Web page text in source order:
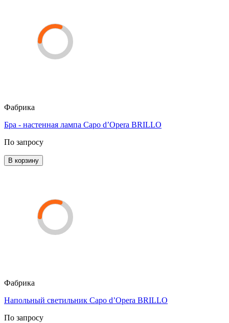
Фабрика
Бра - настенная лампа Capo d’Opera BRILLO
По запросу
В корзину
Фабрика
Напольный светильник Capo d’Opera BRILLO
По запросу